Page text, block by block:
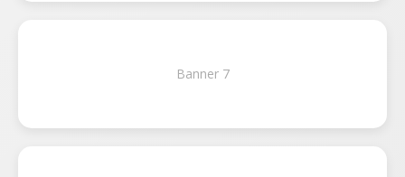
Banner 7